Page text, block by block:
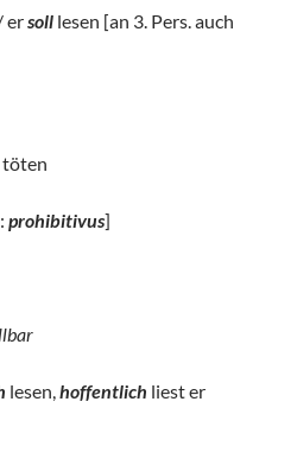
ersoll lesen [an 3. Pers. auch
töten
prohibitivus]
lesen,hoffentlich liest er